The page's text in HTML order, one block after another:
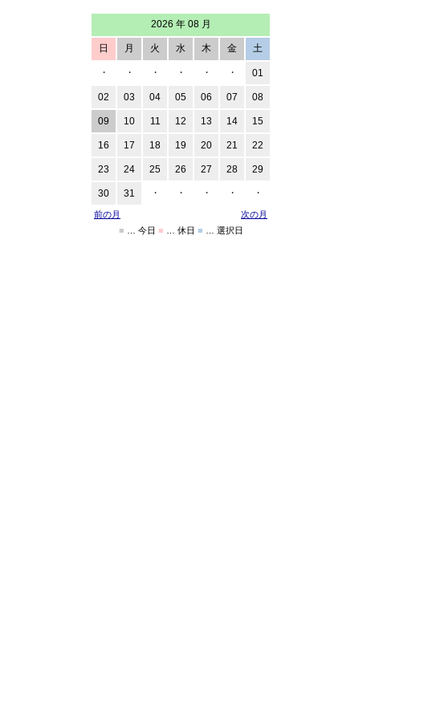
2026 年 08 月
日 月 火 水 木 金 土
・ ・ ・ ・ ・ ・ 01
02 03 04 05 06 07 08
09 10 11 12 13 14 15
16 17 18 19 20 21 22
23 24 25 26 27 28 29
30 31 ・ ・ ・ ・ ・
前の月
次の月
■ … 今日 ■ … 休日 ■ … 選択日